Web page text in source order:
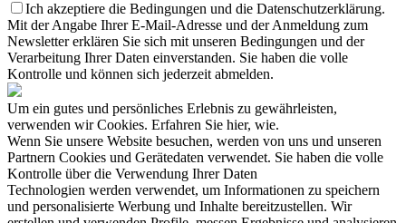
Ich akzeptiere die Bedingungen und die Datenschutzerklärung.
Mit der Angabe Ihrer E-Mail-Adresse und der Anmeldung zum
Newsletter erklären Sie sich mit unseren Bedingungen und der
Verarbeitung Ihrer Daten einverstanden. Sie haben die volle
Kontrolle und können sich jederzeit abmelden.
Um ein gutes und persönliches Erlebnis zu gewährleisten,
verwenden wir Cookies. Erfahren Sie hier, wie.
Wenn Sie unsere Website besuchen, werden von uns und unseren
Partnern Cookies und Gerätedaten verwendet. Sie haben die volle
Kontrolle über die Verwendung Ihrer Daten
Technologien werden verwendet, um Informationen zu speichern
und personalisierte Werbung und Inhalte bereitzustellen. Wir